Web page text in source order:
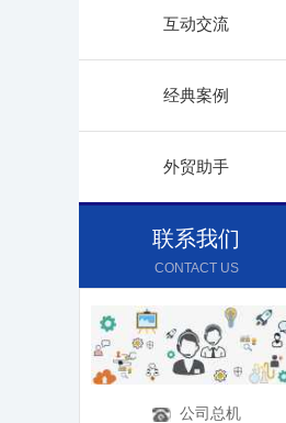
互动交流
经典案例
外贸助手
联系我们
CONTACT US
公司总机